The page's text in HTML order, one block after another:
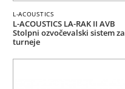
L-ACOUSTICS
L-ACOUSTICS LA-RAK II AVB
Stolpni ozvočevalski sistem za
turneje